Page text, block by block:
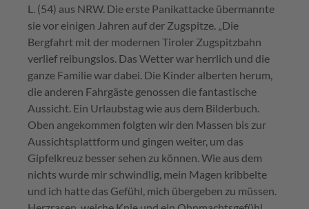
L. (54) aus NRW. Die erste Panikattacke übermannte
sie vor einigen Jahren auf der Zugspitze. „Die
Bergfahrt mit der modernen Tiroler Zugspitzbahn
verlief reibungslos. Das Wetter war herrlich und die
ganze Familie war dabei. Die Kinder alberten herum,
die anderen Fahrgäste genossen die fantastische
Aussicht. Ein Urlaubstag wie aus dem Bilderbuch.
Oben angekommen folgten wir den Massen bis zur
Aussichtsplattform und gingen weiter, um das
Gipfelkreuz besser sehen zu können. Wie aus dem
nichts wurde mir schwindlig, mein Magen kribbelte
und ich hatte das Gefühl, mich übergeben zu müssen.